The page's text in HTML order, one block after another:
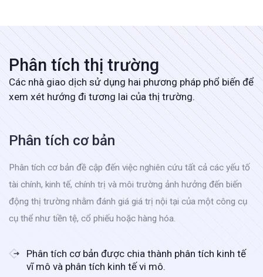
Phân tích thị trường
Các nhà giao dịch sử dụng hai phương pháp phổ biến để
xem xét hướng đi tương lai của thị trường.
Phân tích cơ bản
Phân tích cơ bản đề cập đến việc nghiên cứu tất cả các yếu tố
tài chính, kinh tế, chính trị và môi trường ảnh hưởng đến biến
động thị trường nhằm đánh giá giá trị nội tại của một công cụ
cụ thể như tiền tệ, cổ phiếu hoặc hàng hóa.
Phân tích cơ bản được chia thành phân tích kinh tế
vĩ mô và phân tích kinh tế vi mô.